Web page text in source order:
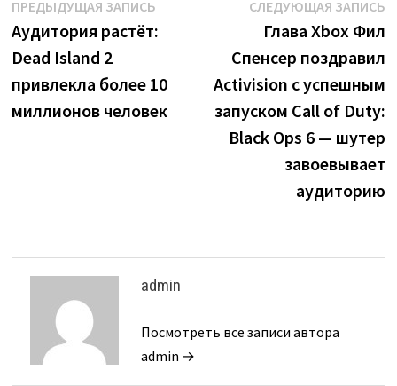
Навигация
по
записям
ПРЕДЫДУЩАЯ ЗАПИСЬПредыдущая
запись:
Аудитория растёт:
Dead Island 2
привлекла более 10
миллионов человек
СЛЕДУЮЩАЯ ЗАПИСЬ
Глава Xbox Фил
Спенсер поздравил
Activision с успешным
запуском Call of Duty:
Black Ops 6 — шутер
завоевывает
аудиторию
admin
Посмотреть все записи автора
admin →